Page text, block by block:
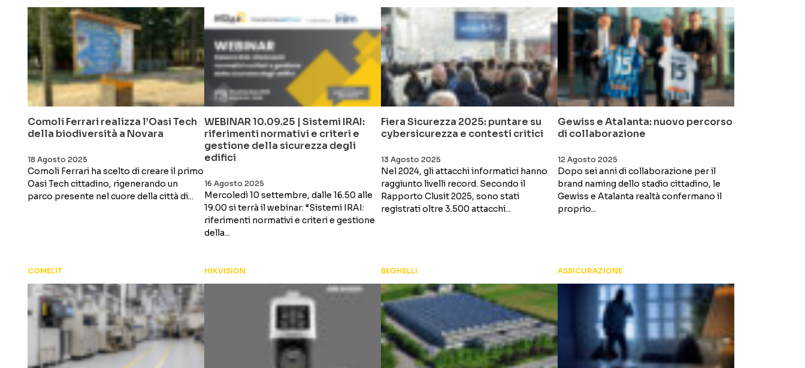
Comoli Ferrari realizza l’Oasi Tech
della biodiversità a Novara
18 Agosto 2025
Comoli Ferrari ha scelto di creare il primo
Oasi Tech cittadino, rigenerando un
parco presente nel cuore della città di...
WEBINAR 10.09.25 | Sistemi IRAI:
riferimenti normativi e criteri e
gestione della sicurezza degli
edifici
16 Agosto 2025
Mercoledì 10 settembre, dalle 16.50 alle
19.00 si terrà il webinar: “Sistemi IRAI:
riferimenti normativi e criteri e gestione
della...
Fiera Sicurezza 2025: puntare su
cybersicurezza e contesti critici
13 Agosto 2025
Nel 2024, gli attacchi informatici hanno
raggiunto livelli record. Secondo il
Rapporto Clusit 2025, sono stati
registrati oltre 3.500 attacchi...
Gewiss e Atalanta: nuovo percorso
di collaborazione
12 Agosto 2025
Dopo sei anni di collaborazione per il
brand naming dello stadio cittadino, le
Gewiss e Atalanta realtà confermano il
proprio...
COMELIT HIKVISION BEGHELLI ASSICURAZIONE